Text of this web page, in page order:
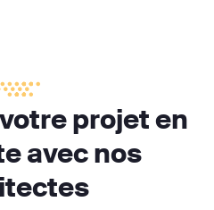
projet en
avec nos